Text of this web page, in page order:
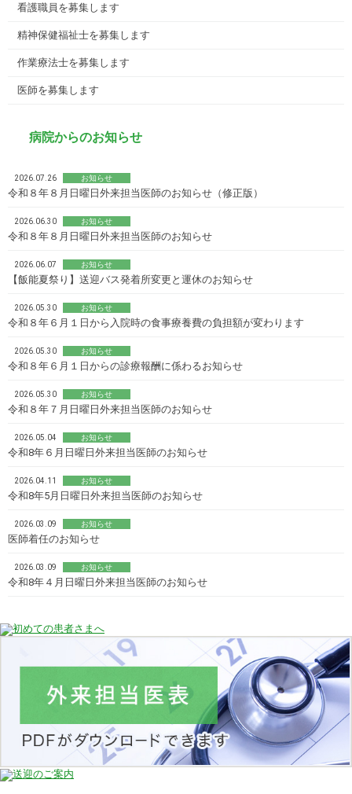
看護職員を募集します
精神保健福祉士を募集します
作業療法士を募集します
医師を募集します
病院からのお知らせ
2026.07.26 お知らせ
令和８年８月日曜日外来担当医師のお知らせ（修正版）
2026.06.30 お知らせ
令和８年８月日曜日外来担当医師のお知らせ
2026.06.07 お知らせ
【飯能夏祭り】送迎バス発着所変更と運休のお知らせ
2026.05.30 お知らせ
令和８年６月１日から入院時の食事療養費の負担額が変わります
2026.05.30 お知らせ
令和８年６月１日からの診療報酬に係わるお知らせ
2026.05.30 お知らせ
令和８年７月日曜日外来担当医師のお知らせ
2026.05.04 お知らせ
令和8年６月日曜日外来担当医師のお知らせ
2026.04.11 お知らせ
令和8年5月日曜日外来担当医師のお知らせ
2026.03.09 お知らせ
医師着任のお知らせ
2026.03.09 お知らせ
令和8年４月日曜日外来担当医師のお知らせ